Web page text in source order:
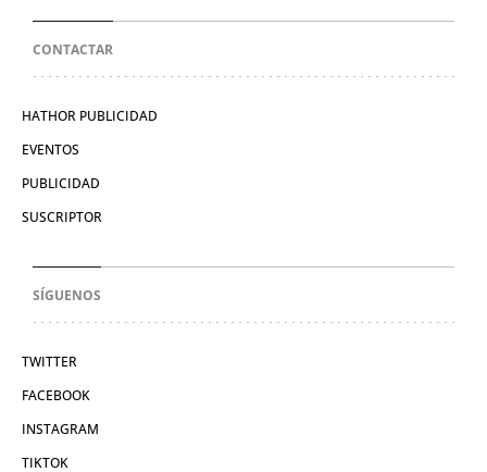
CONTACTAR
HATHOR PUBLICIDAD
EVENTOS
PUBLICIDAD
SUSCRIPTOR
SÍGUENOS
TWITTER
FACEBOOK
INSTAGRAM
TIKTOK